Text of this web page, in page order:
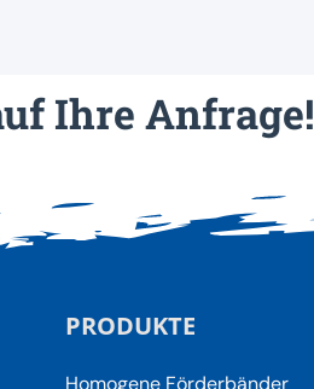
Ihre Anfrage!
PRODUKTE